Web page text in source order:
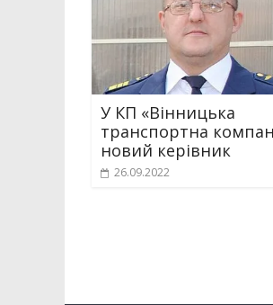
У КП «Вінницька
транспортна
новий керівник
26.09.2022